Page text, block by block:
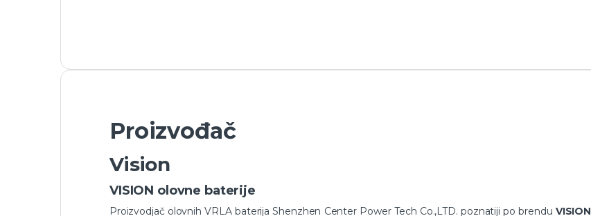
Proizvođač
Vision
VISION olovne baterije
Proizvodjač olovnih VRLA baterija Shenzhen Center Power Tech Co.,LTD. poznatiji po brendu VISION